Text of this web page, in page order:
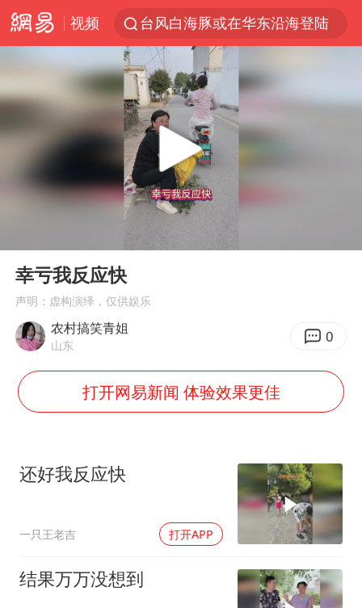
视频
台风白海豚或在华东沿海登陆
38岁山东财大教授刘海明逝世
美国退回1000亿美元关税
弹药库存告急 美军补货难
河南试行周五下午弹性离岗
“天津之眼”摩天轮附近2人落水
儿科医生漏诊获刑：我认错但不能认罪
余承东口误将24999元电脑报成2499
总书记关心百姓身边这些民生大事
Play
幸亏我反应快
声明：虚构演绎，仅供娱乐
农村搞笑青姐
山东 0
打开网易新闻 体验效果更佳
还好我反应快
一只王老吉 打开APP
结果万万没想到